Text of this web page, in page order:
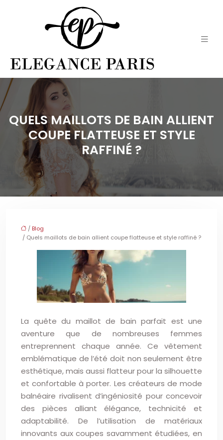
QUELS MAILLOTS DE BAIN ALLIENT
COUPE FLATTEUSE ET STYLE
RAFFINÉ ?
/ Blog
/ Quels maillots de bain allient coupe flatteuse et style raffiné ?
La quête du maillot de bain parfait est une
aventure que de nombreuses femmes
entreprennent chaque année. Ce vêtement
emblématique de l’été doit non seulement être
esthétique, mais aussi flatteur pour la silhouette
et confortable à porter. Les créateurs de mode
balnéaire rivalisent d’ingéniosité pour concevoir
des pièces alliant élégance, technicité et
adaptabilité. De l’utilisation de matériaux
innovants aux coupes savamment étudiées, en